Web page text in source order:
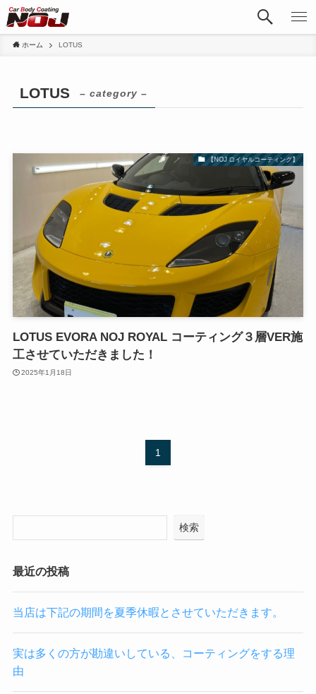
ホーム LOTUS
LOTUS – category –
【NOJ ロイヤルコーティング】
LOTUS EVORA NOJ ROYAL コーティング３層VER施
工させていただきました！
2025年1月18日
1
検索
最近の投稿
当店は下記の期間を夏季休暇とさせていただきます。
実は多くの方が勘違いしている、コーティングをする理
由